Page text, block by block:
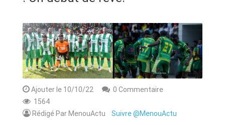
ANNONCE
ART & CULTURE & TRADITION
ASSAINISSEMENT
BREAKING-NEWS
CAMEROUN
Ajouter le 10/10/22
0 Commentaire
1564
Rédigé Par MenouActu Suivre @MenouActu